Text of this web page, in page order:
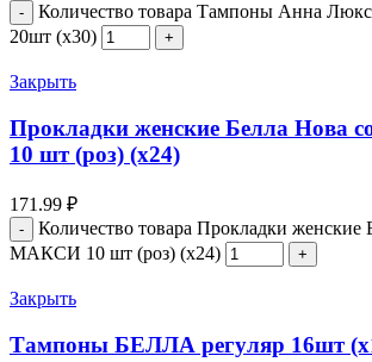
Количество товара Тампоны Анна Люкс
20шт (х30)
Закрыть
Прокладки женские Белла Нова
10 шт (роз) (х24)
171.99 ₽
Количество товара Прокладки женские
МАКСИ 10 шт (роз) (х24)
Закрыть
Тампоны БЕЛЛА регуляр 16шт